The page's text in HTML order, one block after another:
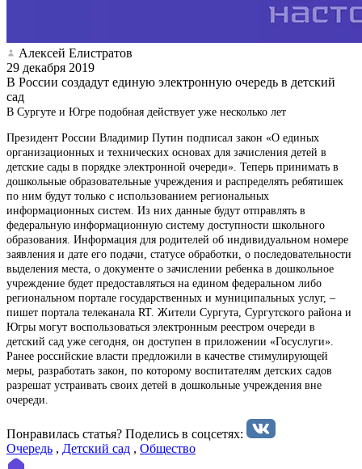
Алексей Елистратов
29 декабря 2019
В России создадут единую электронную очередь в детский
сад
В Сургуте и Югре подобная действует уже несколько лет
Президент России Владимир Путин подписал закон «О единых
организационных и технических основах для зачисления детей в
детские сады в порядке электронной очереди». Теперь принимать в
дошкольные образовательные учреждения и распределять ребятишек
по ним будут только с использованием региональных
информационных систем. Из них данные будут отправлять в
федеральную информационную систему доступности школьного
образования. Информация для родителей об индивидуальном номере
заявления и дате его подачи, статусе обработки, о последовательности
выделения места, о документе о зачислении ребенка в дошкольное
учреждение будет предоставляться на едином федеральном либо
региональном портале государственных и муниципальных услуг, –
пишет портала телеканала RT. Жители Сургута, Сургутского района и
Югры могут воспользоваться электронным реестром очереди в
детский сад уже сегодня, он доступен в приложении «Госуслуги».
Ранее российские власти предложили в качестве стимулирующей
меры, разработать закон, по которому воспитателям детских садов
разрешат устраивать своих детей в дошкольные учреждения вне
очереди.
Понравилась статья? Поделиcь в соцсетях:
Очередь , Детский сад , Общество